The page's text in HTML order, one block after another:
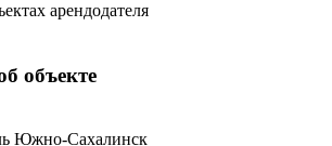
арендодателя
объекте